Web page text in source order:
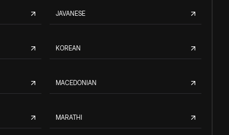
JAVANESE
KOREAN
MACEDONIAN
MARATHI